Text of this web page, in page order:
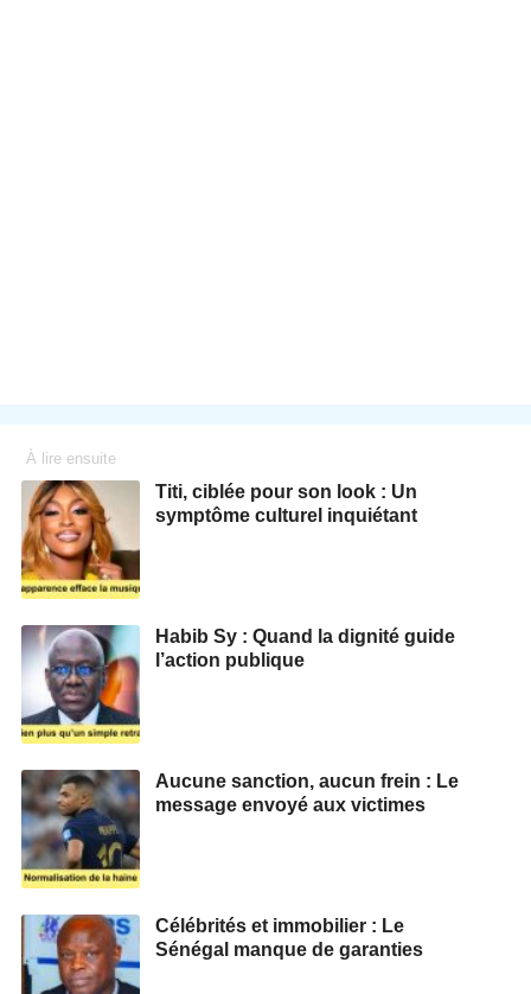
À lire ensuite
Titi, ciblée pour son look : Un
symptôme culturel inquiétant
Habib Sy : Quand la dignité guide
l’action publique
Aucune sanction, aucun frein : Le
message envoyé aux victimes
Célébrités et immobilier : Le
Sénégal manque de garanties